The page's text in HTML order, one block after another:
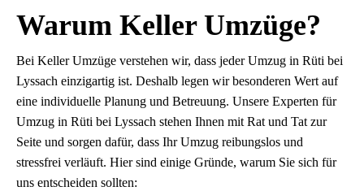
Warum Keller Umzüge?
Bei Keller Umzüge verstehen wir, dass jeder Umzug in Rüti bei
Lyssach einzigartig ist. Deshalb legen wir besonderen Wert auf
eine individuelle Planung und Betreuung. Unsere Experten für
Umzug in Rüti bei Lyssach stehen Ihnen mit Rat und Tat zur
Seite und sorgen dafür, dass Ihr Umzug reibungslos und
stressfrei verläuft. Hier sind einige Gründe, warum Sie sich für
uns entscheiden sollten: